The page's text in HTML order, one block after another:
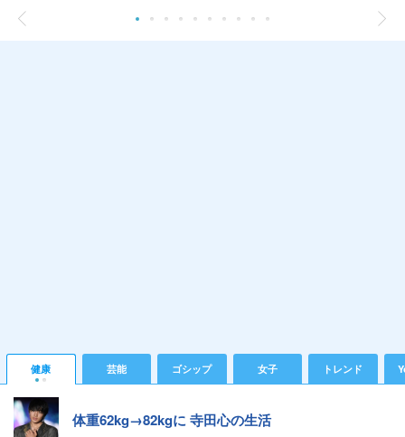
健康 芸能 ゴシップ 女子 トレンド
体重62kg→82kgに 寺田心の生活